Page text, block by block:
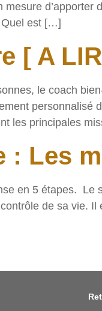
Quel est […]
[ A
le coach
les principales
: Les
en 5 étapes. Le
de sa vie.